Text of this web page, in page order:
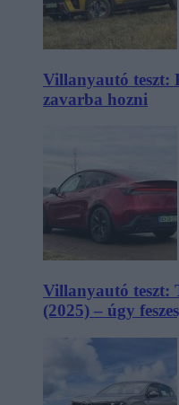
Villanyautó teszt:
zavarba hozni
Villanyautó teszt:
(2025) – úgy